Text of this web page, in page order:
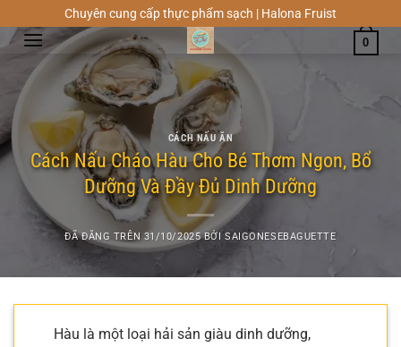
đến
dung
Chuyên cung cấp thực phẩm sạch | Halona Fruist
0
CÁCH NẤU ĂN
Cách Nấu Cháo Hàu Cho Bé Thơm Ngon, Bổ
Dưỡng Và Đầy Đủ Dinh Dưỡng
ĐÃ ĐĂNG TRÊN 31/10/2025 BỞISAIGONESEBAGUETTE
Hàu là một loại hải sản giàu dinh dưỡng,